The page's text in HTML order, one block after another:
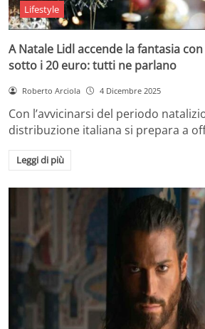
Lifestyle
A Natale Lidl accende la fantasia
sotto i 20 euro: tutti ne parlano
Roberto Arciola 4 Dicembre 2025
Con l’avvicinarsi del periodo
distribuzione italiana si prepara a
Leggi di più